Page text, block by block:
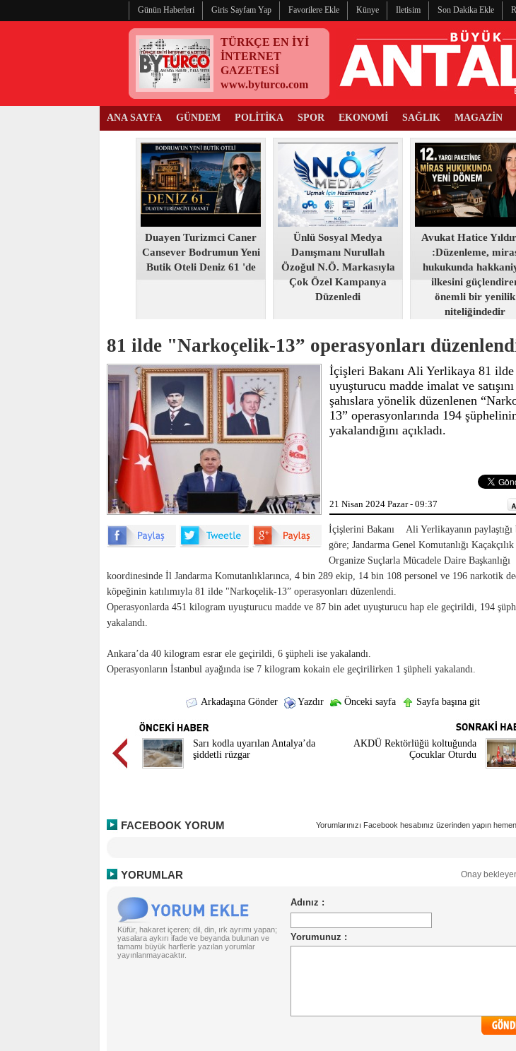
Günün Haberleri Giris Sayfam Yap Favorilere Ekle Künye Iletisim Son Dakika Ekle
TÜRKÇE EN İYİ
İNTERNET
GAZETESİ
www.byturco.com
ANA SAYFA GÜNDEM POLİTİKA SPOR EKONOMİ SAĞLIK MAGAZİN
Duayen Turizmci Caner
Cansever Bodrumun Yeni
Butik Oteli Deniz 61 'de
Ünlü Sosyal Medya
Danışmanı Nurullah
Özoğul N.Ö. Markasıyla
Çok Özel Kampanya
Düzenledi
Avukat Hatice
:Düzenleme,
hukukunda
ilkesini
önemli bir yenilik
niteliğindedir
81 ilde "Narkoçelik-13” operasyonları
İçişleri Bakanı Ali Yerlikaya 81 ilde
uyuşturucu madde imalat ve
şahıslara yönelik düzenlenen
13” operasyonlarında 194
yakalandığını açıkladı.
21 Nisan 2024 Pazar - 09:37
İçişlerini Bakanı Ali Yerlikayanın
göre; Jandarma Genel Komutanlığı
Organize Suçlarla Mücadele Daire Başkanlığı
koordinesinde İl Jandarma Komutanlıklarınca, 4 bin 289 ekip, 14 bin 108 personel ve 196 narkotik
köpeğinin katılımıyla 81 ilde "Narkoçelik-13” operasyonları düzenlendi.
Operasyonlarda 451 kilogram uyuşturucu madde ve 87 bin adet uyuşturucu hap ele geçirildi, 194
yakalandı.
Ankara’da 40 kilogram esrar ele geçirildi, 6 şüpheli ise yakalandı.
Operasyonların İstanbul ayağında ise 7 kilogram kokain ele geçirilirken 1 şüpheli yakalandı.
Arkadaşına Gönder Yazdır Önceki sayfa Sayfa başına git
Sarı kodla uyarılan Antalya’da
şiddetli rüzgar
AKDÜ Rektörlüğü koltuğunda
Çocuklar Oturdu
FACEBOOK YORUM Yorumlarınızı Facebook hesabınız üzerinden yapın hemen
YORUMLAR Onay
Küfür, hakaret içeren; dil, din, ırk ayrımı yapan;
yasalara aykırı ifade ve beyanda bulunan ve
tamamı büyük harflerle yazılan yorumlar
yayınlanmayacaktır.